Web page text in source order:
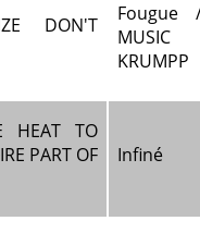
DON'T
Fougue
KRUMPP
HEAT TO
PART OF
Infiné